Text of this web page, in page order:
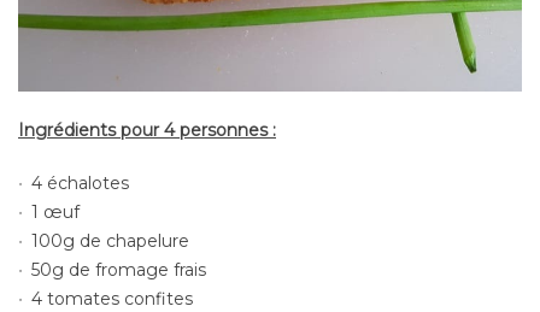
Ingrédients pour 4 personnes :
4 échalotes
1 œuf
100g de chapelure
50g de fromage frais
4 tomates confites